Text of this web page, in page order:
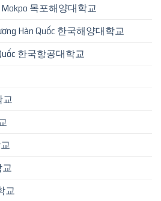
Mokpo 목포해양대학교
Hàn Quốc 한국해양대학교
한국항공대학교
교
교